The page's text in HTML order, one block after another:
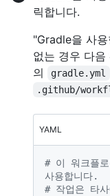
릭합니다.
"Gradle을 사
없는 경우 다음
의
gradle.yml
.github/
YAML
# 이 워크플
사용합니다.
# 작업은 타